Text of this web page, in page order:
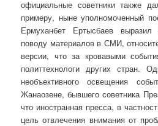
официальные советники также
примеру, ныне уполномоченный
Ермуханбет Ертысбаев
поводу материалов в СМИ,
версии, что за кровавыми
политтехнологи других стран.
необъективного освещения
Жанаозене, бывшего советника
что иностранная пресса, в
цель отвлечения внимания от